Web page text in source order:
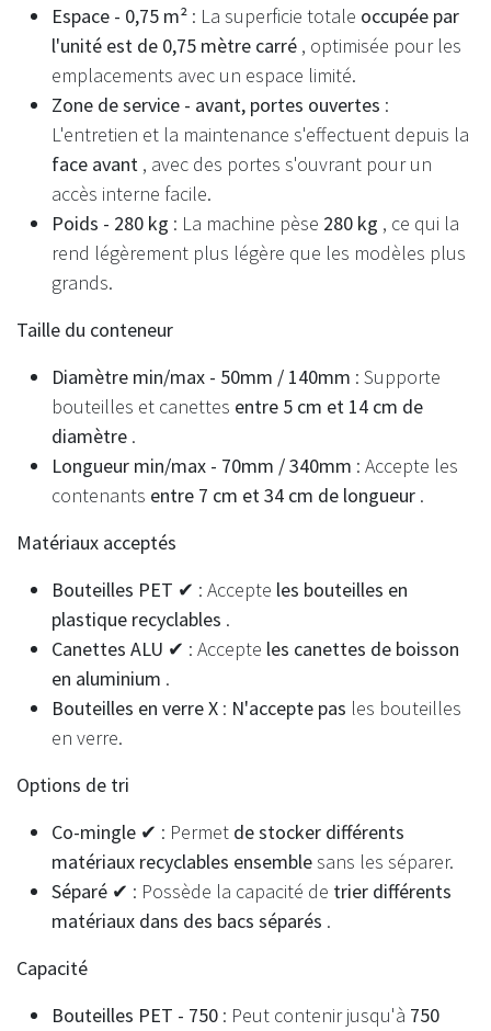
Espace - 0,75 m² : La superficie totale occupée par
l'unité est de 0,75 mètre carré , optimisée pour les
emplacements avec un espace limité.
Zone de service - avant, portes ouvertes :
L'entretien et la maintenance s'effectuent depuis la
face avant , avec des portes s'ouvrant pour un
accès interne facile.
Poids - 280 kg : La machine pèse 280 kg , ce qui la
rend légèrement plus légère que les modèles plus
grands.
Taille du conteneur
Diamètre min/max - 50mm / 140mm : Supporte
bouteilles et canettes entre 5 cm et 14 cm de
diamètre .
Longueur min/max - 70mm / 340mm : Accepte les
contenants entre 7 cm et 34 cm de longueur .
Matériaux acceptés
Bouteilles PET ✔ : Accepte les bouteilles en
plastique recyclables .
Canettes ALU ✔ : Accepte les canettes de boisson
en aluminium .
Bouteilles en verre X : N'accepte pas les bouteilles
en verre.
Options de tri
Co-mingle ✔ : Permet de stocker différents
matériaux recyclables ensemblesans les séparer.
Séparé ✔ : Possède la capacité de trier différents
matériaux dans des bacs séparés .
Capacité
Bouteilles PET - 750 : Peut contenir jusqu'à 750